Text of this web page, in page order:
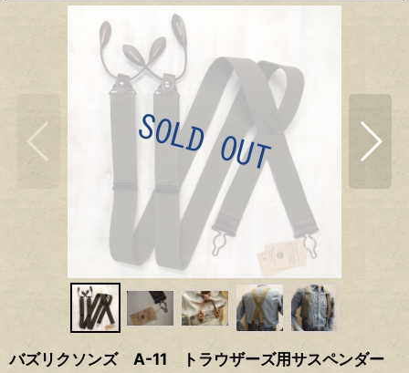
バズリクソンズ A-11 トラウザーズ用サスペンダー